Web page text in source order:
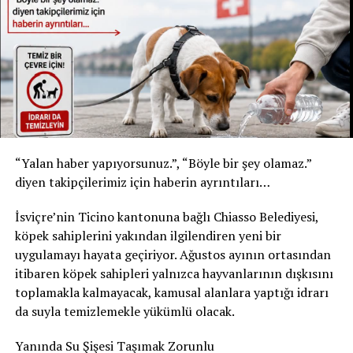
* Kızılay Doğal Maden Suyu
* Şişe: 200 ml
* Son tüketim tarihi: 31 Temmuz 2027
* Kızılay Elma Aromalı Gazlı İçecek
* Şişe: 200 ml
* Son tüketim tarihi: 20 Şubat 2027
ürünlerin geri çağırma kapsamında olduğunu belirtti.
Akar Swiss AG, tüketicilerden belirtilen ürünleri
kesinlikle tüketmemelerini istedi. Geri çağırma
kapsamındaki içecekler, satın alma fişi ibraz edilmeden
satın alındıkları market veya satış noktasına teslim
edilebilecek. Ürün bedeli tüketicilere tam olarak iade
“Yalan haber yapıyorsunuz.”, “Böyle bir şey olamaz.”
diyen takipçilerimiz için haberin ayrıntıları…
İsviçre’nin Ticino kantonuna bağlı Chiasso Belediyesi,
köpek sahiplerini yakından ilgilendiren yeni bir
uygulamayı hayata geçiriyor. Ağustos ayının ortasından
itibaren köpek sahipleri yalnızca hayvanlarının dışkısını
toplamakla kalmayacak, kamusal alanlara yaptığı idrarı
da suyla temizlemekle yükümlü olacak.
Yanında Su Şişesi Taşımak Zorunlu